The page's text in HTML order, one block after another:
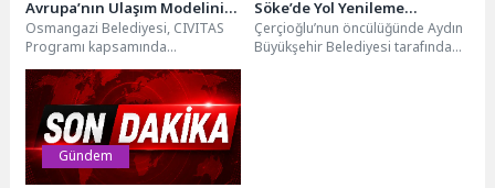
Avrupa’nın Ulaşım Modelini
İnceledi
Osmangazi Belediyesi, CIVITAS
Programı kapsamında
Floransa’da sürdürülebilir ulaşım
ve yaya odaklı kentleşme
uygulamalarını inceleyerek,
tarihi...
Söke’de Yol Yenileme
Çalışması
Çerçioğlu’nun öncülüğünde Aydın
Büyükşehir Belediyesi tarafından
Gündem